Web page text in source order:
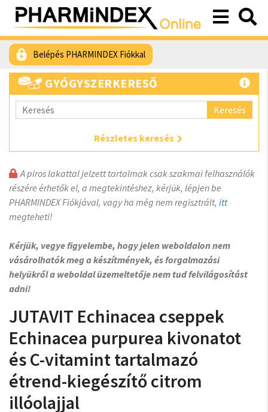
Belépés PHARMINDEX Fiókkal
GYÓGYSZERKERESŐ
Keresés
Részletes keresés
A piros lakattal jelzett tartalmak csak szakmai felhasználók
részére érhetők el, a megtekintéshez, kérjük, lépjen be
PHARMINDEX Fiókjával, vagy ha még nem regisztrált, itt
megteheti!
Kérjük, vegye figyelembe, hogy jelen weboldalon nem
vásárolhatók meg a készítmények, és forgalmazási
helyükről a weboldal üzemeltetője nem tud felvilágosítást
adni!
JUTAVIT Echinacea cseppek
Echinacea purpurea kivonatot
és C-vitamint tartalmazó
étrend-kiegészítő citrom
illóolajjal